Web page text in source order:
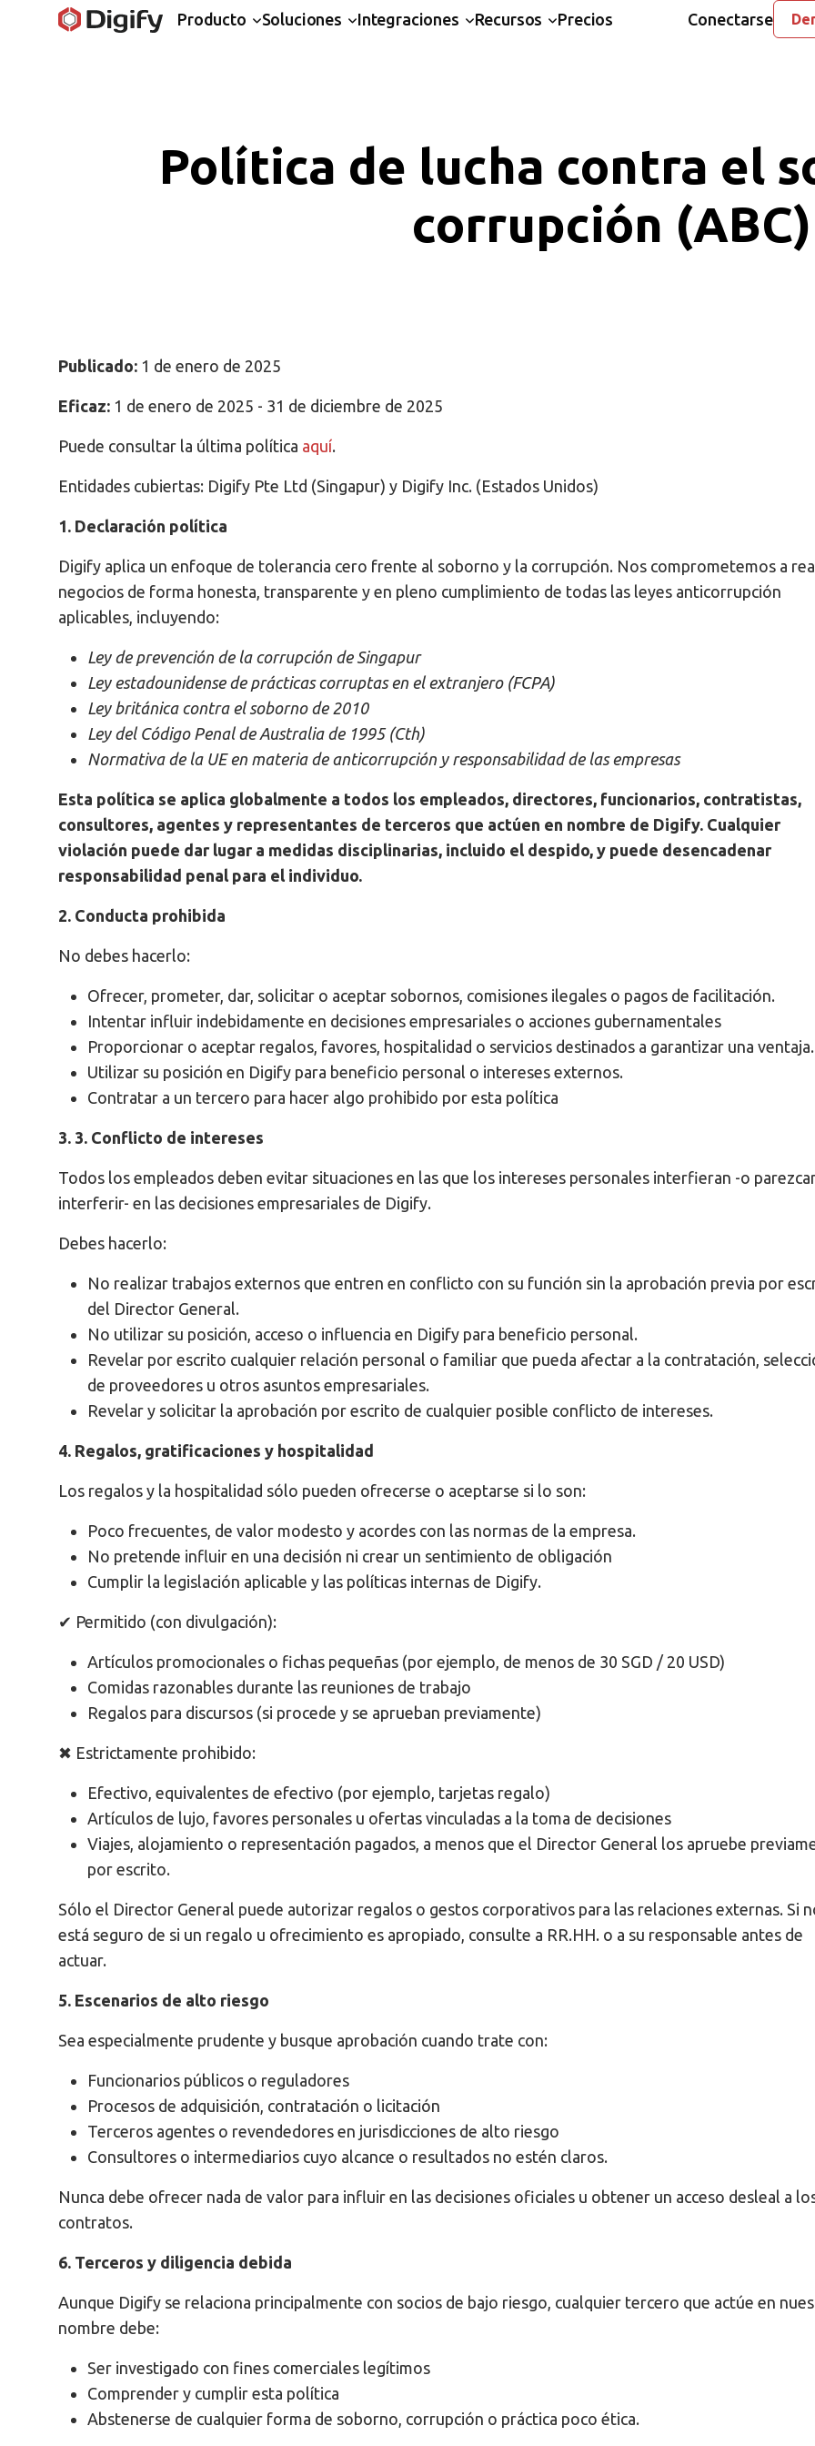
Producto Soluciones Integraciones Recursos Precios Conectarse
Política de lucha contra el
corrupción (ABC)
Publicado: 1 de enero de 2025
Eficaz: 1 de enero de 2025 - 31 de diciembre de 2025
Puede consultar la última política aquí.
Entidades cubiertas: Digify Pte Ltd (Singapur) y Digify Inc. (Estados Unidos)
1. Declaración política
Digify aplica un enfoque de tolerancia cero frente al soborno y la corrupción. Nos comprometemos a
negocios de forma honesta, transparente y en pleno cumplimiento de todas las leyes anticorrupción
aplicables, incluyendo:
Ley de prevención de la corrupción de Singapur
Ley estadounidense de prácticas corruptas en el extranjero (FCPA)
Ley británica contra el soborno de 2010
Ley del Código Penal de Australia de 1995 (Cth)
Normativa de la UE en materia de anticorrupción y responsabilidad de las empresas
Esta política se aplica globalmente a todos los empleados, directores, funcionarios, contratistas,
consultores, agentes y representantes de terceros que actúen en nombre de Digify. Cualquier
violación puede dar lugar a medidas disciplinarias, incluido el despido, y puede desencadenar
responsabilidad penal para el individuo.
2. Conducta prohibida
No debes hacerlo:
Ofrecer, prometer, dar, solicitar o aceptar sobornos, comisiones ilegales o pagos de facilitación.
Intentar influir indebidamente en decisiones empresariales o acciones gubernamentales
Proporcionar o aceptar regalos, favores, hospitalidad o servicios destinados a garantizar una ventaja.
Utilizar su posición en Digify para beneficio personal o intereses externos.
Contratar a un tercero para hacer algo prohibido por esta política
3. 3. Conflicto de intereses
Todos los empleados deben evitar situaciones en las que los intereses personales interfieran -o
interferir- en las decisiones empresariales de Digify.
Debes hacerlo:
No realizar trabajos externos que entren en conflicto con su función sin la aprobación previa por
del Director General.
No utilizar su posición, acceso o influencia en Digify para beneficio personal.
Revelar por escrito cualquier relación personal o familiar que pueda afectar a la contratación,
de proveedores u otros asuntos empresariales.
Revelar y solicitar la aprobación por escrito de cualquier posible conflicto de intereses.
4. Regalos, gratificaciones y hospitalidad
Los regalos y la hospitalidad sólo pueden ofrecerse o aceptarse si lo son:
Poco frecuentes, de valor modesto y acordes con las normas de la empresa.
No pretende influir en una decisión ni crear un sentimiento de obligación
Cumplir la legislación aplicable y las políticas internas de Digify.
✔ Permitido (con divulgación):
Artículos promocionales o fichas pequeñas (por ejemplo, de menos de 30 SGD / 20 USD)
Comidas razonables durante las reuniones de trabajo
Regalos para discursos (si procede y se aprueban previamente)
✖ Estrictamente prohibido:
Efectivo, equivalentes de efectivo (por ejemplo, tarjetas regalo)
Artículos de lujo, favores personales u ofertas vinculadas a la toma de decisiones
Viajes, alojamiento o representación pagados, a menos que el Director General los apruebe
por escrito.
Sólo el Director General puede autorizar regalos o gestos corporativos para las relaciones externas. Si
está seguro de si un regalo u ofrecimiento es apropiado, consulte a RR.HH. o a su responsable antes de
actuar.
5. Escenarios de alto riesgo
Sea especialmente prudente y busque aprobación cuando trate con:
Funcionarios públicos o reguladores
Procesos de adquisición, contratación o licitación
Terceros agentes o revendedores en jurisdicciones de alto riesgo
Consultores o intermediarios cuyo alcance o resultados no estén claros.
Nunca debe ofrecer nada de valor para influir en las decisiones oficiales u obtener un acceso desleal a
contratos.
6. Terceros y diligencia debida
Aunque Digify se relaciona principalmente con socios de bajo riesgo, cualquier tercero que actúe en
nombre debe:
Ser investigado con fines comerciales legítimos
Comprender y cumplir esta política
Abstenerse de cualquier forma de soborno, corrupción o práctica poco ética.